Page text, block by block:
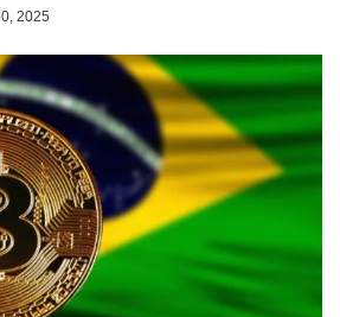
2025